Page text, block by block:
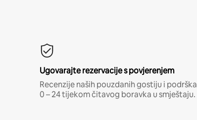
Ugovarajte rezervacije s povjerenjem
Recenzije naših pouzdanih gostiju i podrška
0 – 24 tijekom čitavog boravka u smještaju.